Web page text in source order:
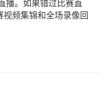
播。如果错过比赛直
频集锦和全场录像回